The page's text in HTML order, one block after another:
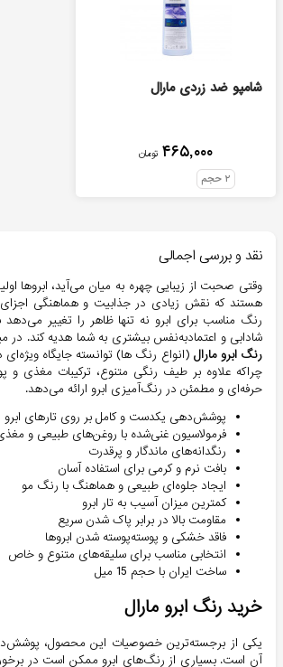
شامپو ضد زردی مارال
۴۶۵,۰۰۰ تومان
۲ حجم
نقد و بررسی اجمالی
وقتی صحبت از زیبایی چهره به میان می‌آید، ابروها
هستند که نقش زیادی در جذابیت و هماهنگی اجزای
رنگ مناسب برای ابرو نه تنها ظاهر را تغییر می‌دهد
شادابی و اعتمادبه‌نفس بیشتری به شما هدیه کند. در
رنگ ابرو مارال (انواع رنگ ها) توانسته جایگاه ویژه‌ای
چراکه علاوه بر طیف رنگی متنوع، ترکیبات مغذی و
حرفه‌ای و مطمئن در رنگ‌آمیزی ابرو ارائه می‌دهد.
پوشش‌دهی یکدست و کامل بر روی تارهای ابرو
فرمولاسیون غنی‌شده با روغن‌های طبیعی و
رنگدانه‌های ماندگار و پرقدرت
بافت نرم و کرمی برای استفاده آسان
ایجاد جلوه‌ای طبیعی و هماهنگ با رنگ مو
کمترین میزان آسیب‌ به تار ابرو
مقاومت بالا در برابر پاک شدن سریع
فاقد خشکی و پوسته‌پوسته شدن ابروها
انتخابی مناسب برای سلیقه‌های متنوع و خاص
ساخت ایران با حجم 15 میل
خرید رنگ ابرو مارال
یکی از برجسته‌ترین خصوصیات این محصول،
آن است. بسیاری از رنگ‌های ابرو ممکن است در برخورد